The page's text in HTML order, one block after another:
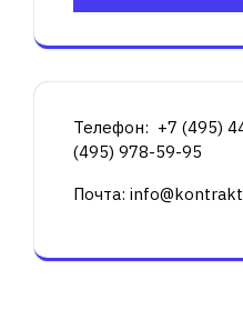
Телефон: +7 (495)
(495) 978-59-95
Почта: